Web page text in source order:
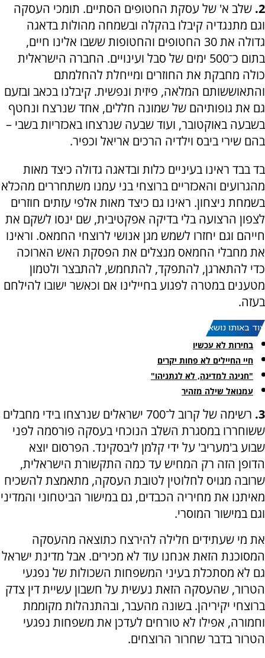
2. שלב א' של עסקת החטופים הסתיים. תומכי העסקה
וגם מתנגדיה קיבלו בהקלה ובשמחה מהולות בדאגה
גדולה את 30 החטופים והחטופות ששבו אלינו חיים,
בתום כ־500 ימים של סבל ועינויים. החברה הישראלית
כולה מחבקת את החוזרים ומייחלת להחלמתם
והתאוששותם המלאה, פיזית ונפשית. קיבלנו בכאב ובזעם
גם את גופותיהם של שמונה חללים, אחד שנרצח ונחטף
בשבעה באוקטובר, ועוד שבעה שנרצחו באכזריות בשבי –
בהם שירי ביבס וילדיה הרכים אריאל וכפיר.
בד בבד ראינו בעיניים כלות ובדאגה גדולה כיצד מאות
מהגרועים והאכזריים ברוצחי בני עמנו משתחררים מהכלא
בשמחת ניצחון. ראינו גם כיצד מאות אלפי עזתים חוזרים
לצפון הרצועה בלי בדיקה אפקטיבית, שם ינסו לשקם את
חייהם וגם יחזרו לשמש מגן אנושי לרוצחי החמאס. וראינו
את מחבלי החמאס מנצלים את הפסקת האש הארוכה
כדי להתארגן, להתפקד, להתחמש, להתבצר ולטמון
מטענים במטרה לפגוע בחיילינו אם וכאשר ישובו להילחם
בעזה.
עוד באותו נושא:
בחירות לא עכשיו
חיי החיילים לא פחות יקרים
"חנינה למדינה, לא לנתניהו"
עמנואל שילה מזהיר
3.
רשימה של קרוב ל־700 ישראלים שנרצחו בידי מחבלים
ששוחררו במסגרת השלב הנוכחי בעסקה פורסמה לפני
שבוע ב'מעריב' על ידי קלמן ליבסקינד. הפרסום יוצא
הדופן הזה רק המחיש עד כמה התקשורת הישראלית,
שרובה מגויס לחלוטין לטובת העסקה, מתאמצת להשכיח
מאיתנו את מחיריה הכבדים, גם במישור הביטחוני והמדיני
וגם במישור המוסרי.
את מי שעתידים חלילה להירצח כתוצאה מהעסקה
המסוכנת הזאת אנחנו עוד לא מכירים. אבל מדינת ישראל
גם לא מסתכלת בעיני המשפחות השכולות של נפגעי
הטרור, שהעסקה הזאת נעשית על חשבון עשיית דין צדק
ברוצחי יקיריהן. בשונה מהעבר, ובהתנהלות מקוממת
וחמורה, אפילו לא טורחים לעדכן את משפחות נפגעי
הטרור בדבר שחרור הרוצחים.